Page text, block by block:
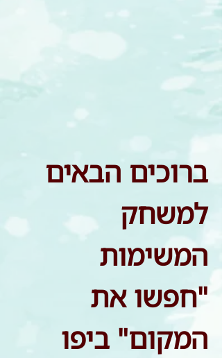
ברוכים הבאים
למשחק
המשימות
"חפשו את
המקום" ביפו